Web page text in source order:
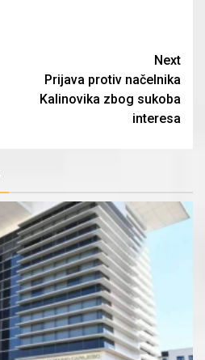
Next
Prijava protiv načelnika
Kalinovika zbog sukoba
interesa